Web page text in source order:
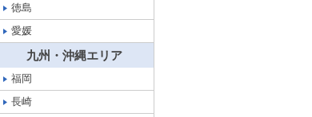
徳島
愛媛
九州・沖縄エリア
福岡
長崎